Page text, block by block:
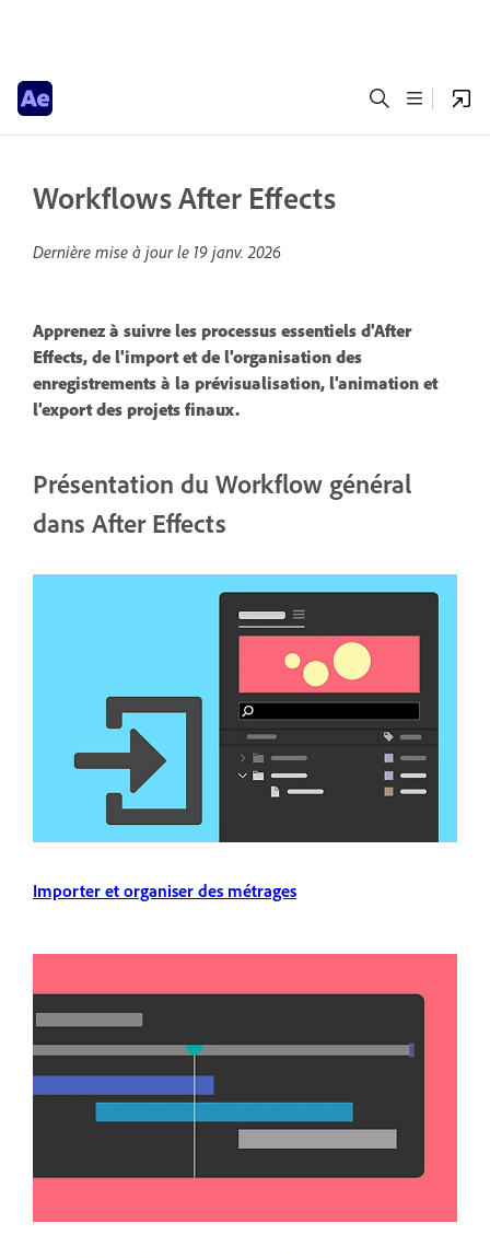
Workflows After Effects
Dernière mise à jour le 19 janv. 2026
Apprenez à suivre les processus essentiels d'After
Effects, de l'import et de l'organisation des
enregistrements à la prévisualisation, l'animation et
l'export des projets finaux.
Présentation du Workflow général
dans After Effects
Importer et organiser des métrages